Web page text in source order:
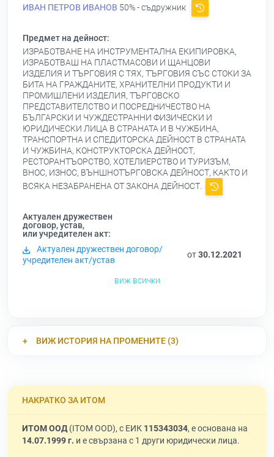
ИВАН ПЕТРОВ ИВАНОВ 50% - съдружник
Предмет на дейност:
ИЗРАБОТВАНЕ НА ИНСТРУМЕНТАЛНА ЕКИПИРОВКА,
ИЗРАБОТВАШ НА ПЛАСТМАСОВИ И ЩАНЦОВИ
ИЗДЕЛИЯ И ТЪРГОВИЯ С ТЯХ, ТЪРГОВИЯ СЪС СТОКИ ЗА
БИТА НА ГРАЖДАНИТЕ, ХРАНИТЕЛНИ ПРОДУКТИ И
ПРОМИШЛЕНИ ИЗДЕЛИЯ, ТЪРГОВСКО
ПРЕДСТАВИТЕЛСТВО И ПОСРЕДНИЧЕСТВО НА
БЪЛГАРСКИ И ЧУЖДЕСТРАННИ ФИЗИЧЕСКИ И
ЮРИДИЧЕСКИ ЛИЦА В СТРАНАТА И В ЧУЖБИНА,
ТРАНСПОРТНА И СПЕДИТОРСКА ДЕЙНОСТ В СТРАНАТА
И ЧУЖБИНА, КОНСТРУКТОРСКА ДЕЙНОСТ,
РЕСТОРАНТЪОРСТВО, ХОТЕЛИЕРСТВО И ТУРИЗЪМ,
ВНОС, ИЗНОС, ВЪНШНОТЪРГОВСКА ДЕЙНОСТ, КАКТО И
ВСЯКА НЕЗАБРАНЕНА ОТ ЗАКОНА ДЕЙНОСТ.
Актуален дружествен
договор, устав,
или учредителен акт:
Актуален дружествен договор/
учредителен акт/устав
от30.12.2021
виж всички
ВИЖ ИСТОРИЯ НА ПРОМЕНИТЕ (3)
НАКРАТКО ЗА ИТОМ
ИТОМ ООД(ITOM OOD), с ЕИК 115343034, е основана на
14.07.1999 г. и е свързана с 1 други юридически лица.